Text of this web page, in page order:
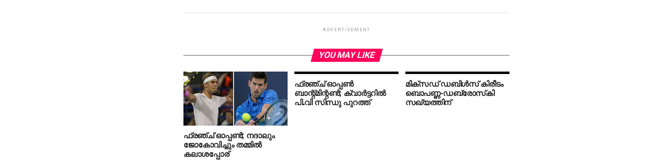
ADVERTISEMENT
YOU MAY LIKE
ഫ്രഞ്ച് ഓപ്പണ്‍; നദാലും
ജോകോവിച്ചും തമ്മില്‍
കലാശപ്പോര്
ഫ്രഞ്ച് ഓപ്പണ്‍
ബാന്റ്മിന്റണ്‍; ക്വാര്‍ട്ടറില്‍
പി.വി സിന്ധു പുറത്ത്
മിക്‌സഡ് ഡബിള്‍സ് കിരീടം
ബൊപണ്ണ-ഡബ്രോസ്‌കി
സഖ്യത്തിന്